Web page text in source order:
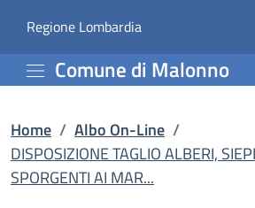
DISPOSIZIONE
Regione Lombardia(apre in un'altra
Comune di Malonno
Home / Albo On-Line /
DISPOSIZIONE TAGLIO ALBERI,
SPORGENTI AI MAR...